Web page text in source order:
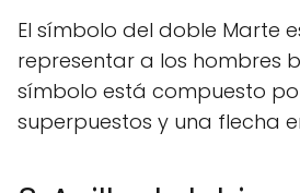
El símbolo del doble Marte
representar a los hombres
símbolo está compuesto
superpuestos y una flecha